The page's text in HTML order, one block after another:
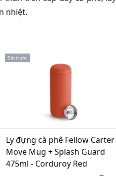
nhiệt.
Đặt trước
Ly đựng cà phê Fellow Carter
Move Mug + Splash Guard
475ml - Corduroy Red